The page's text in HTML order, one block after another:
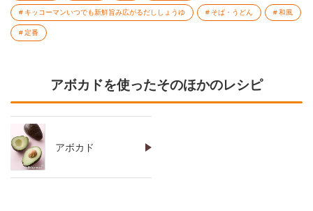
キッコーマンいつでも新鮮旨み広がるだししょうゆ そば・うどん 和風
定番
アボカドを使ったそのほかのレシピ
アボカド